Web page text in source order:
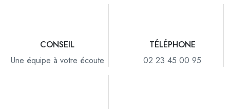
CONSEIL
Une équipe à votre écoute
TÉLÉPHONE
02 23 45 00 95